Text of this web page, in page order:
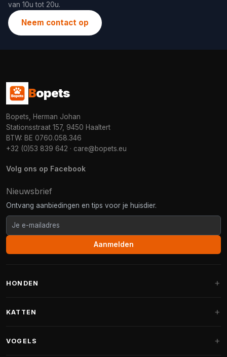
van 10u tot 20u.
Neem contact op
Bopets
Bopets, Herman Johan
Stationsstraat 157, 9450 Haaltert
BTW: BE 0760.058.346
+32 (0)53 839 642 · care@bopets.eu
Volg ons op Facebook
Nieuwsbrief
Ontvang aanbiedingen en tips voor je huisdier.
Aanmelden
HONDEN
Fantail hondenmanden
KATTEN
VOGELS